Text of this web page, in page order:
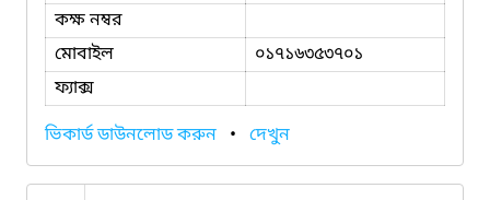
কক্ষ নম্বর
মোবাইল
০১৭১৬৩৫৩৭০১
ফ্যাক্স
ভিকার্ড ডাউনলোড করুন • দেখুন